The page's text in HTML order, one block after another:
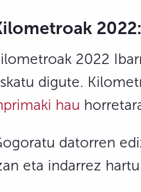
2022
digute.
hau
datorren
eta indarrez